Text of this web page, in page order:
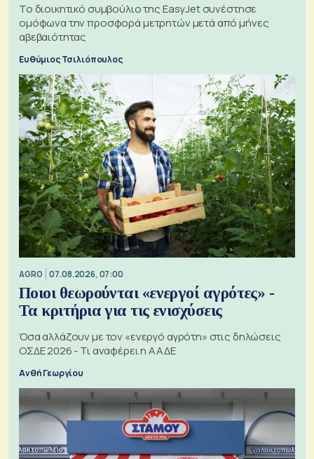
Το διοικητικό συμβούλιο της EasyJet συνέστησε
ομόφωνα την προσφορά μετρητών μετά από μήνες
αβεβαιότητας
Ευθύμιος Τσιλιόπουλος
AGRO 07.08.2026, 07:00
Ποιοι θεωρούνται «ενεργοί αγρότες» -
Τα κριτήρια για τις ενισχύσεις
Όσα αλλάζουν με τον «ενεργό αγρότη» στις δηλώσεις
ΟΣΔΕ 2026 - Τι αναφέρει η ΑΑΔΕ
Ανθή Γεωργίου